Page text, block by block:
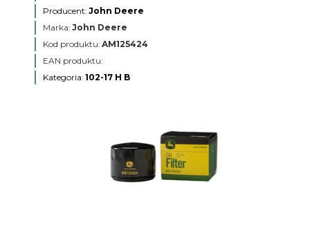
Producent: John Deere
Marka: John Deere
Kod produktu: AM125424
EAN produktu:
Kategoria: 102-17 H B